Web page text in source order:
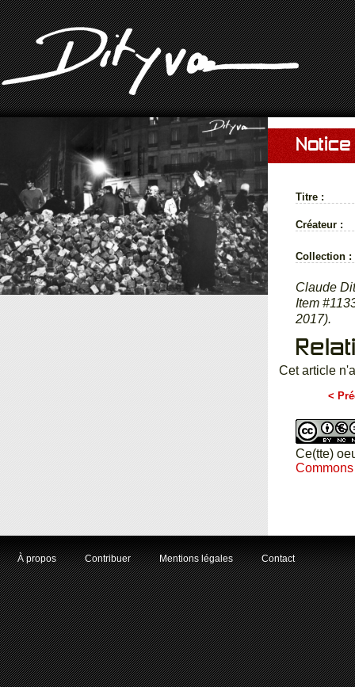
Titre :
Créateur :
Collection :
Claude
Item
2017).
Cet article
<
Ce(tte)
À propos Contribuer Mentions légales Contact